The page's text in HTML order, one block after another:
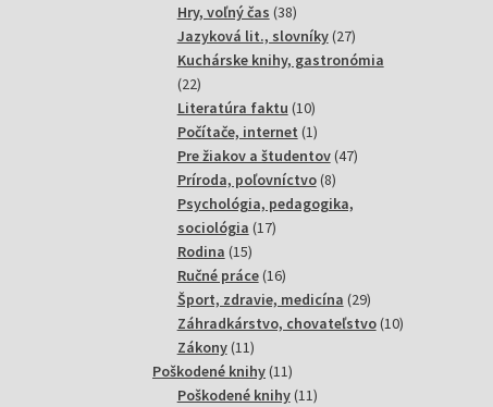
produktov
Hry, voľný čas 3838
produktov
Jazyková lit., slovníky 2727
produktov
Kuchárske knihy, gastronómia
2222
produktov
Literatúra faktu 1010
produktov
Počítače, internet 11
produkt
Pre žiakov a študentov 4747
Príroda, poľovníctvo 88
produktov
Psychológia, pedagogika,
sociológia 1717
Rodina 1515
produktov
Ručné práce 1616
produktov
Šport, zdravie, medicína 2929
produktov
Záhradkárstvo, chovateľstvo 1010
Zákony 1111
produktov
Poškodené knihy 1111
produktov
Poškodené knihy 1111